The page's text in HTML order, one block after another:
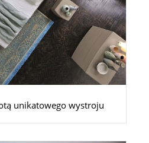
unikatowego wystroju